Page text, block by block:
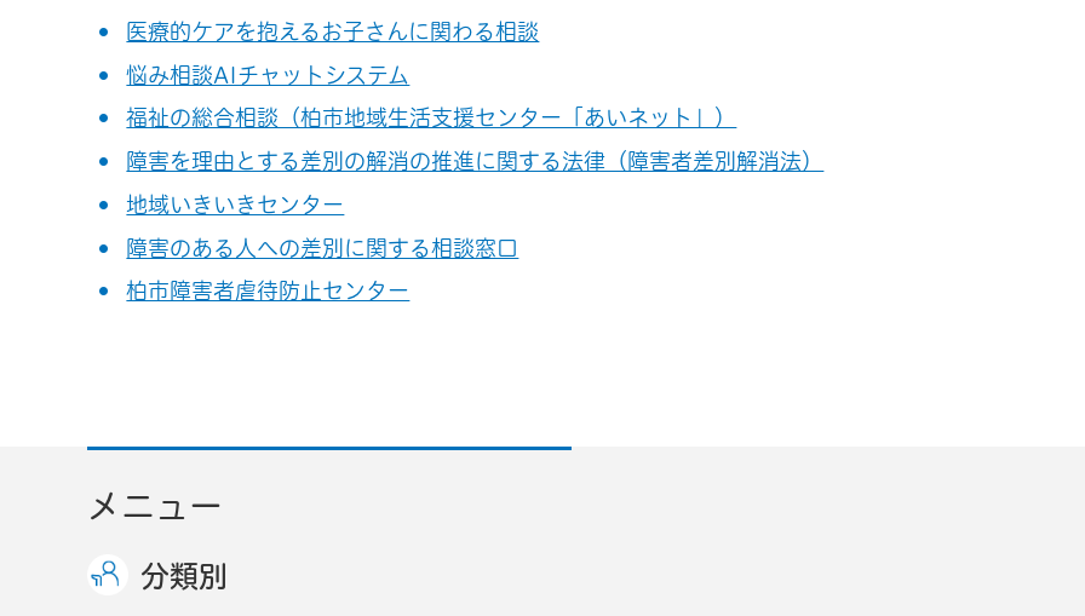
医療的ケアを抱えるお子さんに関わる相談
悩み相談AIチャットシステム
福祉の総合相談（柏市地域生活支援センター「あいネット」）
障害を理由とする差別の解消の推進に関する法律（障害者差別解消法）
地域いきいきセンター
障害のある人への差別に関する相談窓口
柏市障害者虐待防止センター
メニュー
分類別